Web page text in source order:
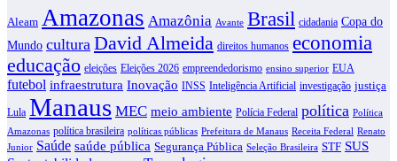
Aleam Amazonas Amazônia Avante Brasil cidadania Copa do
Mundo cultura David Almeida direitos humanos economia
educação eleições Eleições 2026 empreendedorismo ensino superior EUA
futebol infraestrutura Inovação INSS Inteligência Artificial investigação justiça
Lula Manaus MEC meio ambiente Polícia Federal política Política
Amazonas política brasileira políticas públicas Prefeitura de Manaus Receita Federal Renato
Junior Saúde saúde pública Segurança Pública Seleção Brasileira STF SUS